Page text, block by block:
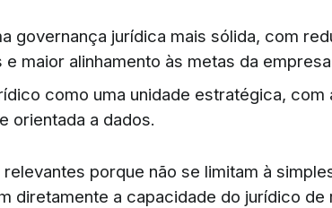
governança jurídica mais sólida, com
maior alinhamento às metas da
como uma unidade estratégica, com
orientada a dados.
porque não se limitam à
diretamente a capacidade do jurídico de